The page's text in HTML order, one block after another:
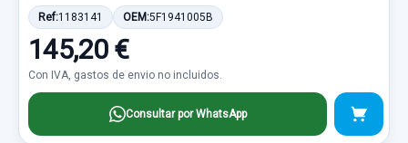
Ref:1183141 OEM:5F1941005B
145,20 €
Con IVA, gastos de envio no incluidos.
Consultar por WhatsApp